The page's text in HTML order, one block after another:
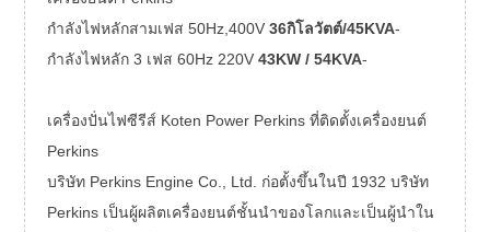
กำลังไฟหลักสามเฟส 50Hz,400V36กิโลวัตต์/45KVA-
กำลังไฟหลัก 3 เฟส 60Hz 220V43KW / 54KVA-
เครื่องปั่นไฟซีรีส์ Koten Power Perkins ที่ติดตั้งเครื่องยนต์
Perkins
บริษัท Perkins Engine Co., Ltd. ก่อตั้งขึ้นในปี 1932 บริษัท
Perkins เป็นผู้ผลิตเครื่องยนต์ชั้นนำของโลกและเป็นผู้นำใน